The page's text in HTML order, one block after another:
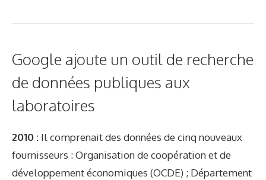
Google ajoute un outil de recherche
de données publiques aux
laboratoires
2010 : Il comprenait des données de cinq nouveaux
fournisseurs : Organisation de coopération et de
développement économiques (OCDE) ; Département